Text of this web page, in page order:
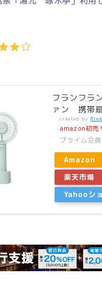
フランフラ
ァン 携帯
created by
amazon初売
プライム会
Amazon
楽天市場
Yahooシ